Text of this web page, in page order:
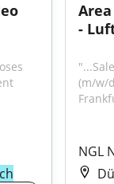
-
(m/w/
NGL